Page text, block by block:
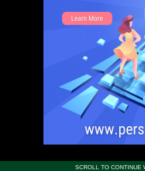
SCROLL TO CONTINUE